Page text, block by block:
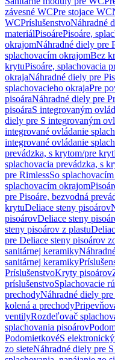
závesné WCPre stojace WC
WCPríslušenstvoNáhradné
materiálPisoárePisoáre,
okrajomNáhradné diely pre
splachovacím okrajomBez
krytuPisoáre, splachovacia
okrajaNáhradné diely pre
splachovacieho okrajaPre
pisoáraNáhradné diely pre
pisoáraS integrovaným
diely pre S integrovaným
integrované ovládanie
integrované ovládanie
prevádzka, s krytom/pre kryt
splachovacia prevádzka, s
pre RimlessSo
splachovacím okrajom
pre Pisoáre, bezvodná
krytuDeliace steny pisoárov
pisoárovDeliace steny
steny pisoárov z plastu
pre Deliace steny pisoárov
sanitárnej keramiky
sanitárnej keramiky
PríslušenstvoKryty pisoárov
príslušenstvoSplachovacie
prechodyNáhradné diely
kolená a prechody
ventilyRozdeľovač
splachovania pisoárov
PodomietkovéS
zo sieteNáhradné diely pre